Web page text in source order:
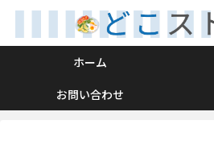
ホーム
お問い合わせ